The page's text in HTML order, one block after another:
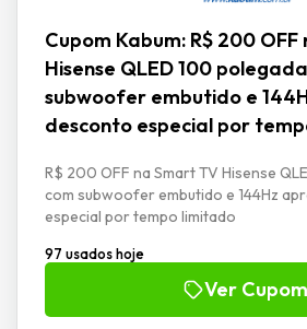
Cupom Kabum: R$ 200
Hisense QLED 100
subwoofer embutido e
desconto especial por
R$ 200 OFF na Smart TV Hisense
com subwoofer embutido e 144Hz
especial por tempo limitado
97 usados hoje
Ver Cupom